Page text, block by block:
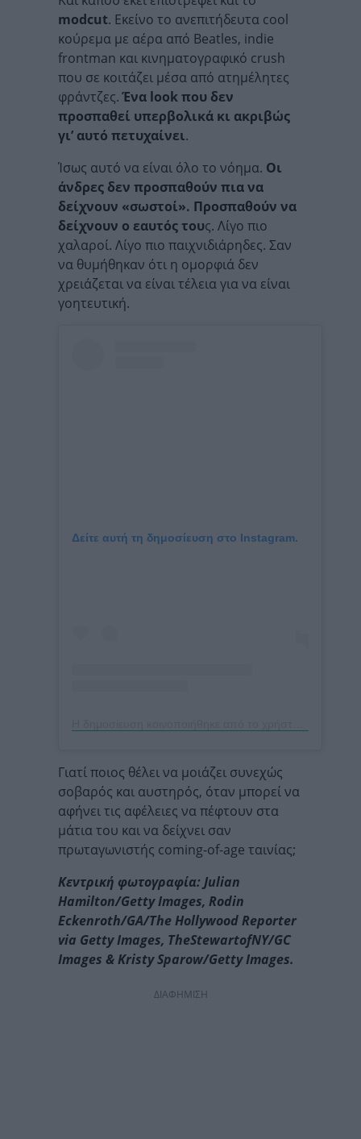
modcut. Εκείνο το ανεπιτήδευτα cool
κούρεμα με αέρα από Beatles, indie
frontman και κινηματογραφικό crush
που σε κοιτάζει μέσα από ατημέλητες
φράντζες.Ένα look που δεν
προσπαθεί υπερβολικά κι ακριβώς
γι’ αυτό πετυχαίνει.
Ίσως αυτό να είναι όλο το νόημα. Οι
άνδρες δεν προσπαθούν πια να
δείχνουν «σωστοί». Προσπαθούν να
δείχνουν ο εαυτός τους. Λίγο πιο
χαλαροί. Λίγο πιο παιχνιδιάρηδες. Σαν
να θυμήθηκαν ότι η ομορφιά δεν
χρειάζεται να είναι τέλεια για να είναι
γοητευτική.
Δείτε αυτή τη δημοσίευση στο Instagram.
Γιατί ποιος θέλει να μοιάζει συνεχώς
σοβαρός και αυστηρός, όταν μπορεί να
αφήνει τις αφέλειες να πέφτουν στα
μάτια του και να δείχνει σαν
πρωταγωνιστής coming-of-age ταινίας;
Κεντρική φωτογραφία: Julian
Hamilton/Getty Images, Rodin
Eckenroth/GA/The Hollywood Reporter
via Getty Images, TheStewartofNY/GC
Images & Kristy Sparow/Getty Images.
ΔΙΑΦΗΜΙΣΗ